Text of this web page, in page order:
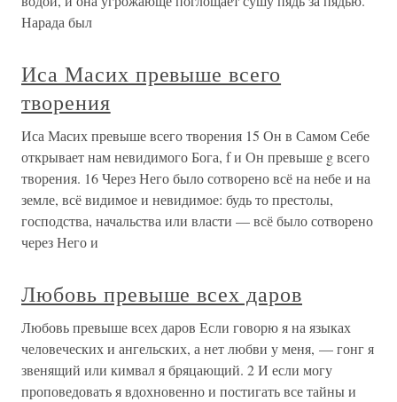
Нарада был
Иса Масих превыше всего
творения
Иса Масих превыше всего творения 15 Он в Самом Себе
открывает нам невидимого Бога, f и Он превыше g всего
творения. 16 Через Него было сотворено всё на небе и на
земле, всё видимое и невидимое: будь то престолы,
господства, начальства или власти — всё было сотворено
через Него и
Любовь превыше всех даров
Любовь превыше всех даров Если говорю я на языках
человеческих и ангельских, а нет любви у меня, — гонг я
звенящий или кимвал я бряцающий. 2 И если могу
проповедовать я вдохновенно и постигать все тайны и